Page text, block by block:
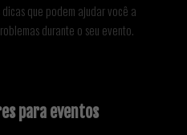
que podem ajudar você a
durante o seu evento.
para eventos